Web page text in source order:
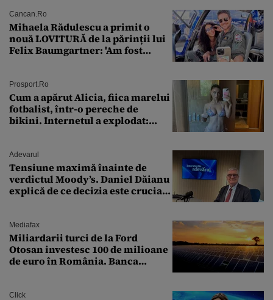
Cancan.ro
Mihaela Rădulescu a primit o
nouă LOVITURĂ de la părinții lui
Felix Baumgartner: 'Am fost
Prosport.ro
Cum a apărut Alicia, fiica marelui
fotbalist, într-o pereche de
bikini. Internetul a explodat:
Adevarul
Tensiune maximă înainte de
verdictul Moody’s. Daniel Dăianu
explică de ce decizia este crucială
Mediafax
Miliardarii turci de la Ford
Otosan investesc 100 de milioane
de euro în România. Banca
Click